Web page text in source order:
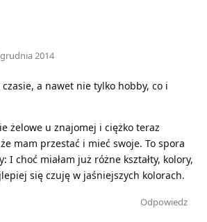
2014
a nawet nie tylko hobby, co i
żelowe u znajomej i ciężko teraz
mam przestać i mieć swoje. To spora
I choć miałam już różne kształty, kolory,
się czuję w jaśniejszych kolorach.
Odpowiedz